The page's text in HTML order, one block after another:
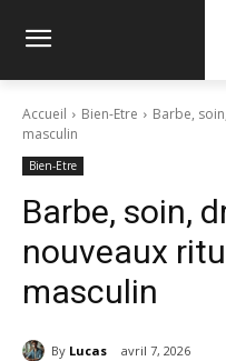
Accueil Bien-Etre
Barbe,
masculin
Bien-Etre
Barbe, soin,
nouveaux
masculin
By Lucas avril 7, 2026